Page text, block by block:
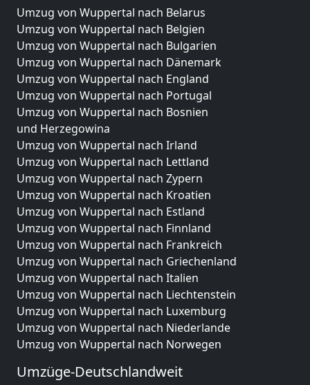
Umzug von Wuppertal nach Belarus
Umzug von Wuppertal nach Belgien
Umzug von Wuppertal nach Bulgarien
Umzug von Wuppertal nach Dänemark
Umzug von Wuppertal nach England
Umzug von Wuppertal nach Portugal
Umzug von Wuppertal nach Bosnien
und Herzegowina
Umzug von Wuppertal nach Irland
Umzug von Wuppertal nach Lettland
Umzug von Wuppertal nach Zypern
Umzug von Wuppertal nach Kroatien
Umzug von Wuppertal nach Estland
Umzug von Wuppertal nach Finnland
Umzug von Wuppertal nach Frankreich
Umzug von Wuppertal nach Griechenland
Umzug von Wuppertal nach Italien
Umzug von Wuppertal nach Liechtenstein
Umzug von Wuppertal nach Luxemburg
Umzug von Wuppertal nach Niederlande
Umzug von Wuppertal nach Norwegen
Umzüge-Deutschlandweit